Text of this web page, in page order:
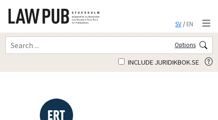
SV/EN
Options
INCLUDE JURIDIKBOK.SE